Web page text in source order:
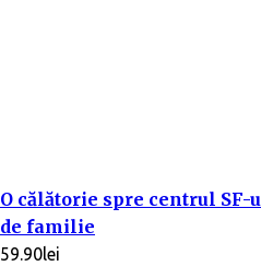
O călătorie spre centrul
de familie
59.90lei